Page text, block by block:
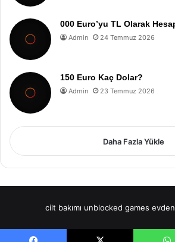
000 Euro’yu TL Olarak
Admin 24 Temmuz 2026
150 Euro Kaç Dolar?
Admin 23 Temmuz 2026
Daha Fazla Yükle
cilt bakımı unblocked games